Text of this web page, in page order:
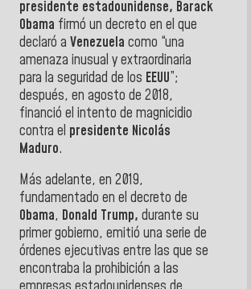
presidente estadounidense, Barack
Obama firmó un decreto en el que
declaró a Venezuela como “una
amenaza inusual y extraordinaria
para la seguridad de los EEUU”;
después, en agosto de 2018,
financió el intento de magnicidio
contra el presidente Nicolás
Maduro.
Más adelante, en 2019,
fundamentado en el decreto de
Obama, Donald Trump, durante su
primer gobierno, emitió una serie de
órdenes ejecutivas entre las que se
encontraba la prohibición a las